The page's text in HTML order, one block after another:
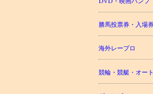
勝馬投票券・入場
海外レープロ
競輪・競艇・オート